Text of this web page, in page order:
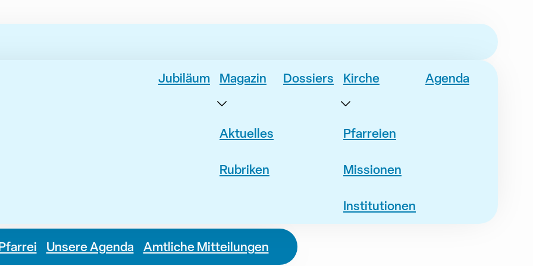
Jubiläum Magazin
Aktuelles
Rubriken
Dossiers Kirche
Pfarreien
Missionen
Institutionen
Agenda
Unsere Agenda Amtliche Mitteilungen